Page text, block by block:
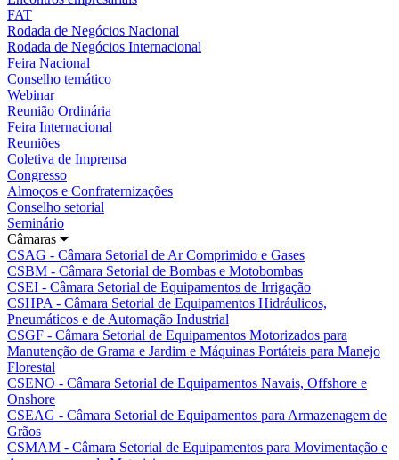
FAT
Rodada de Negócios Nacional
Rodada de Negócios Internacional
Feira Nacional
Conselho temático
Webinar
Reunião Ordinária
Feira Internacional
Reuniões
Coletiva de Imprensa
Congresso
Almoços e Confraternizações
Conselho setorial
Seminário
Câmaras
CSAG - Câmara Setorial de Ar Comprimido e Gases
CSBM - Câmara Setorial de Bombas e Motobombas
CSEI - Câmara Setorial de Equipamentos de Irrigação
CSHPA - Câmara Setorial de Equipamentos Hidráulicos,
Pneumáticos e de Automação Industrial
CSGF - Câmara Setorial de Equipamentos Motorizados para
Manutenção de Grama e Jardim e Máquinas Portáteis para Manejo
Florestal
CSENO - Câmara Setorial de Equipamentos Navais, Offshore e
Onshore
CSEAG - Câmara Setorial de Equipamentos para Armazenagem de
Grãos
CSMAM - Câmara Setorial de Equipamentos para Movimentação e